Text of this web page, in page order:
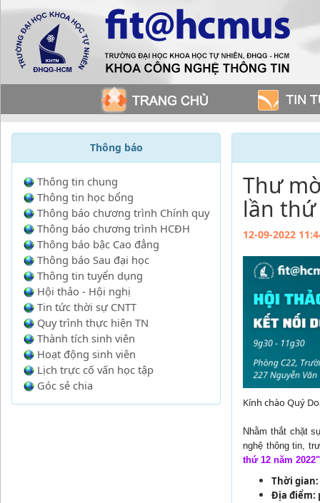
Thông báo
Thông tin chung
Thông tin học bổng
Thông báo chương trình Chính quy
Thông báo chương trình HCĐH
Thông báo bậc Cao đẳng
Thông báo Sau đại học
Thông tin tuyển dụng
Hội thảo - Hội nghị
Tin tức thời sự CNTT
Quy trình thực hiện TN
Thành tích sinh viên
Hoạt động sinh viên
Lịch trực cố vấn học tập
Góc sẻ chia
Thư
lần thứ
12-09-2022
Kính chào Quý
Nhằm thắt chặt
nghệ thông tin,
thứ 12 năm 2022"
Thời gian:
Địa điểm: